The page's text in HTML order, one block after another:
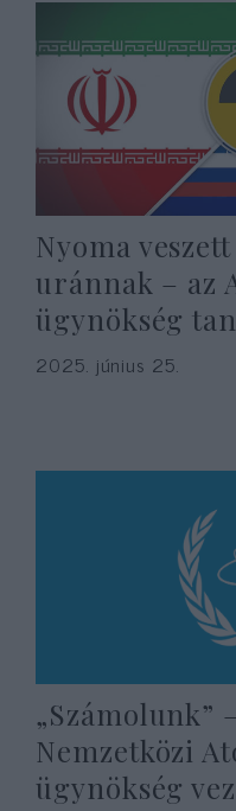
Nyoma
uránnak – az
ügynökség
2025. június 25.
„Számolunk”
Nemzetközi
ügynökség